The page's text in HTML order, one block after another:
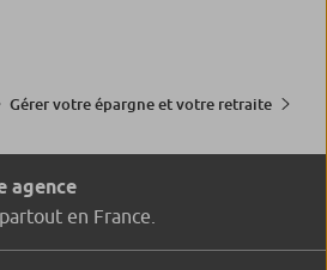
Gérer votre épargne et votre retraite
agence
en France.